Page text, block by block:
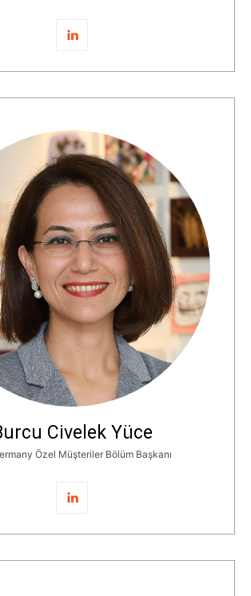
Civelek Yüce
Özel Müşteriler Bölüm Başkanı